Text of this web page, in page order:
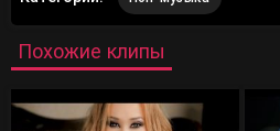
Похожие клипы